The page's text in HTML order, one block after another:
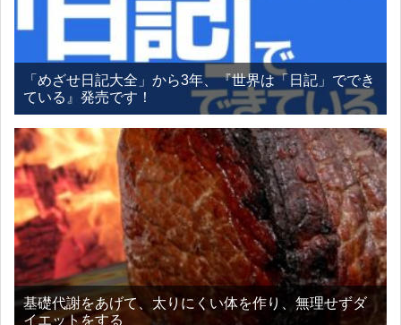
「めざせ日記大全」から3年、『世界は「日記」ででき
ている』発売です！
基礎代謝をあげて、太りにくい体を作り、無理せずダ
イエットをする